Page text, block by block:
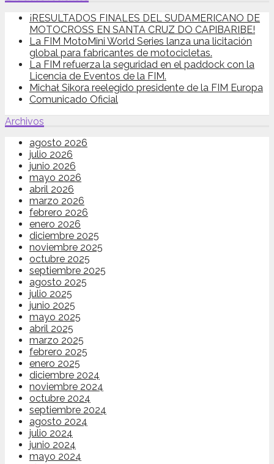
¡RESULTADOS FINALES DEL SUDAMERICANO DE
MOTOCROSS EN SANTA CRUZ DO CAPIBARIBE!
La FIM MotoMini World Series lanza una licitación
global para fabricantes de motocicletas.
La FIM refuerza la seguridad en el paddock con la
Licencia de Eventos de la FIM.
Michał Sikora reelegido presidente de la FIM Europa
Comunicado Oficial
Archivos
agosto 2026
julio 2026
junio 2026
mayo 2026
abril 2026
marzo 2026
febrero 2026
enero 2026
diciembre 2025
noviembre 2025
octubre 2025
septiembre 2025
agosto 2025
julio 2025
junio 2025
mayo 2025
abril 2025
marzo 2025
febrero 2025
enero 2025
diciembre 2024
noviembre 2024
octubre 2024
septiembre 2024
agosto 2024
julio 2024
junio 2024
mayo 2024